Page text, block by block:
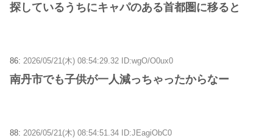
探しているうちにキャパのある首都圏に移ると
86: 2026/05/21(木) 08:54:29.32 ID:wgO/O0ux0
南丹市でも子供が一人減っちゃったからなー
88: 2026/05/21(木) 08:54:51.34 ID:JEagiObC0